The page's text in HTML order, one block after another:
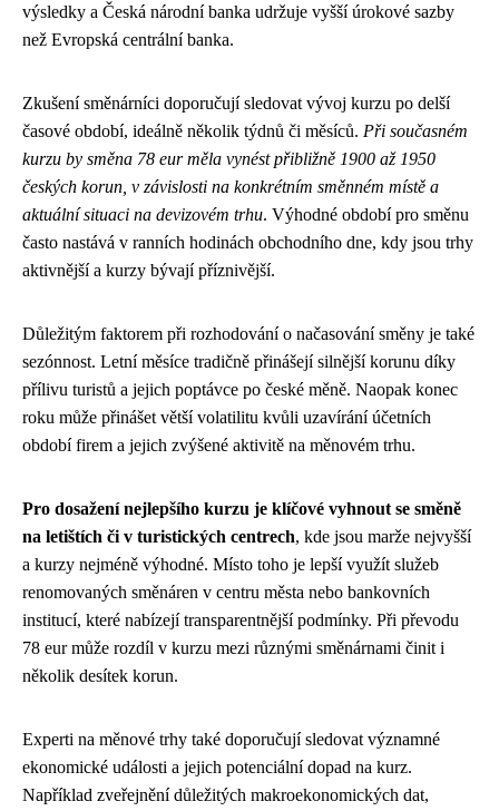
výsledky a Česká národní banka udržuje vyšší úrokové sazby
než Evropská centrální banka.
Zkušení směnárníci doporučují sledovat vývoj kurzu po delší
časové období, ideálně několik týdnů či měsíců. Při současném
kurzu by směna 78 eur měla vynést přibližně 1900 až 1950
českých korun, v závislosti na konkrétním směnném místě a
aktuální situaci na devizovém trhu. Výhodné období pro směnu
často nastává v ranních hodinách obchodního dne, kdy jsou trhy
aktivnější a kurzy bývají příznivější.
Důležitým faktorem při rozhodování o načasování směny je také
sezónnost. Letní měsíce tradičně přinášejí silnější korunu díky
přílivu turistů a jejich poptávce po české měně. Naopak konec
roku může přinášet větší volatilitu kvůli uzavírání účetních
období firem a jejich zvýšené aktivitě na měnovém trhu.
Pro dosažení nejlepšího kurzu je klíčové vyhnout se směně
na letištích či v turistických centrech, kde jsou marže nejvyšší
a kurzy nejméně výhodné. Místo toho je lepší využít služeb
renomovaných směnáren v centru města nebo bankovních
institucí, které nabízejí transparentnější podmínky. Při převodu
78 eur může rozdíl v kurzu mezi různými směnárnami činit i
několik desítek korun.
Experti na měnové trhy také doporučují sledovat významné
ekonomické události a jejich potenciální dopad na kurz.
Například zveřejnění důležitých makroekonomických dat,